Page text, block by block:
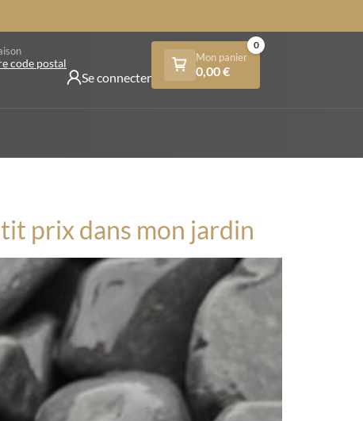
code postal
Se connecter
Mon panier
0,00€
0
prix dans mon jardin